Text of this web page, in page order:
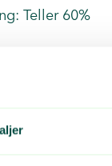
Teller 60%